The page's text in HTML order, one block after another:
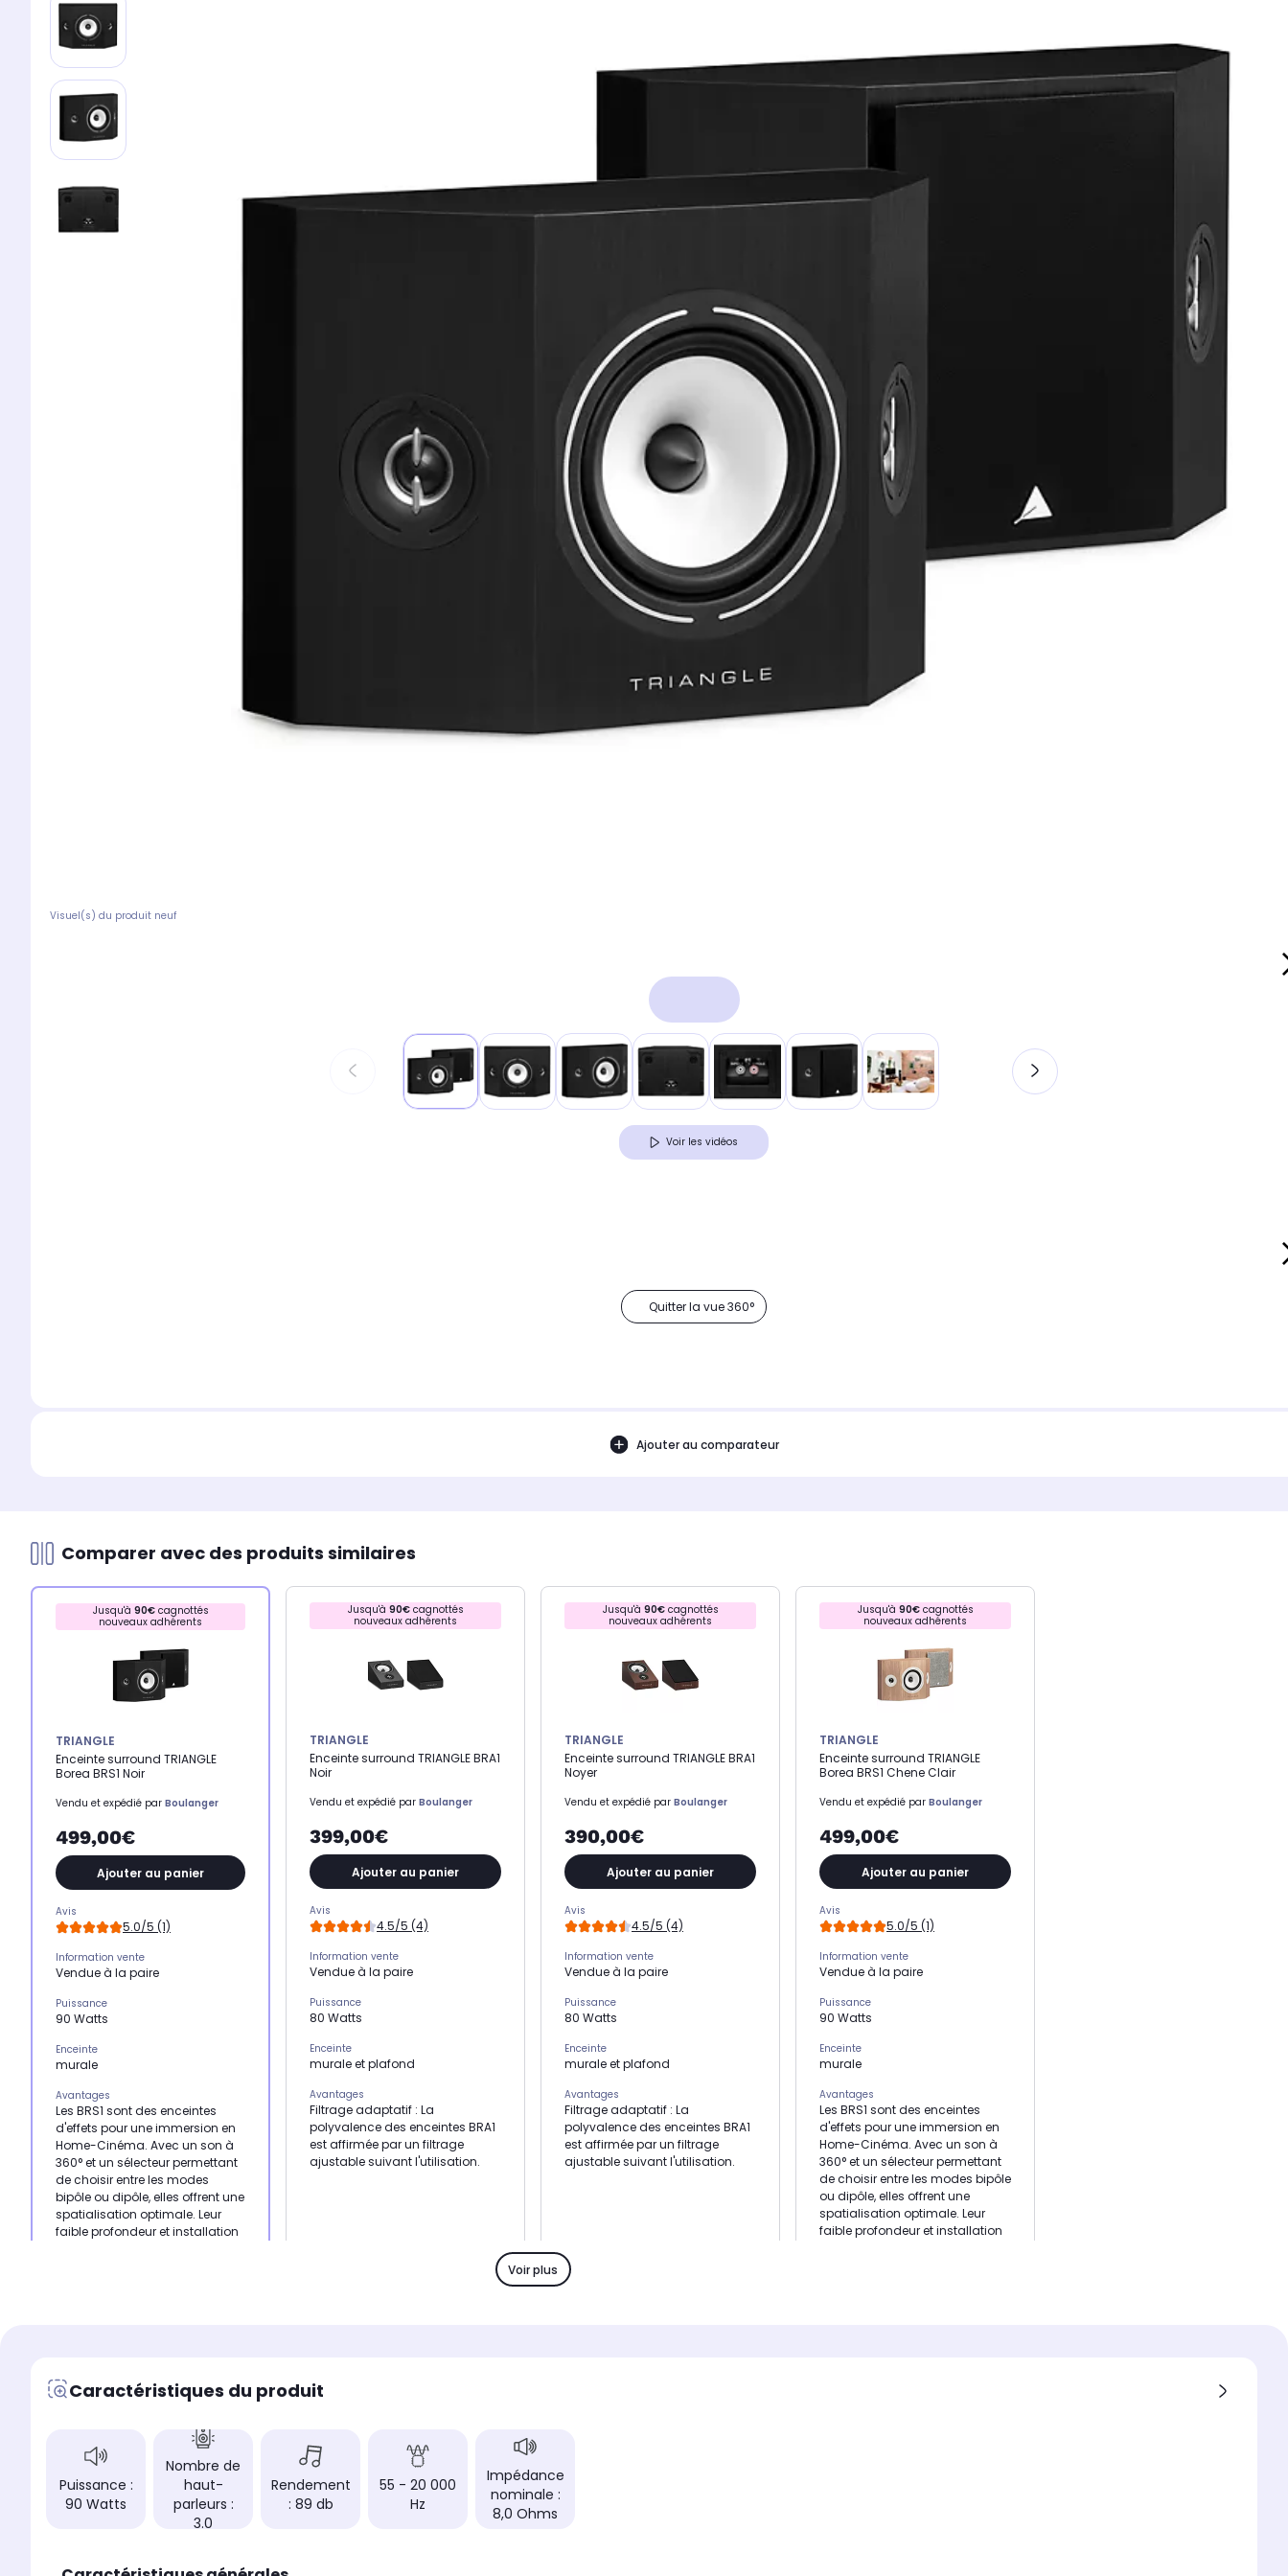
Visuel(s) du produit neuf
Voir les vidéos
Quitter la vue 360°
Ajouter au comparateur
Comparer avec des produits similaires
Jusqu'à 90€cagnottés
nouveaux adhérents
TRIANGLE
Enceinte surround TRIANGLE
Borea BRS1 Noir
Vendu et expédié par Boulanger
499,00€
Ajouter au panier
Avis
5.0/5 (1)
Information vente
Vendue à la paire
Puissance
90 Watts
Enceinte
murale
Avantages
Les BRS1 sont des enceintes
d'effets pour une immersion en
Home-Cinéma. Avec un son à
360° et un sélecteur permettant
de choisir entre les modes
bipôle ou dipôle, elles offrent une
spatialisation optimale. Leur
faible profondeur et installation
Réponse en fréquence
55 - 20 000 Hz
Jusqu'à 90€cagnottés
nouveaux adhérents
TRIANGLE
Enceinte surround TRIANGLE BRA1
Noir
Vendu et expédié par Boulanger
399,00€
Ajouter au panier
Avis
4.5/5 (4)
Information vente
Vendue à la paire
Puissance
80 Watts
Enceinte
murale et plafond
Avantages
Filtrage adaptatif : La
polyvalence des enceintes BRA1
est affirmée par un filtrage
ajustable suivant l'utilisation.
Réponse en fréquence
2.0
Jusqu'à 90€cagnottés
nouveaux adhérents
TRIANGLE
Enceinte surround TRIANGLE BRA1
Noyer
Vendu et expédié par Boulanger
390,00€
Ajouter au panier
Avis
4.5/5 (4)
Information vente
Vendue à la paire
Puissance
80 Watts
Enceinte
murale et plafond
Avantages
Filtrage adaptatif : La
polyvalence des enceintes BRA1
est affirmée par un filtrage
ajustable suivant l'utilisation.
Jusqu'à 90€cagnottés
nouveaux adhérents
TRIANGLE
Enceinte surround TRIANGLE
Borea BRS1 Chene Clair
Vendu et expédié par Boulanger
499,00€
Ajouter au panier
Avis
5.0/5 (1)
Information vente
Vendue à la paire
Puissance
90 Watts
Enceinte
murale
Avantages
Les BRS1 sont des enceintes
d'effets pour une immersion en
Home-Cinéma. Avec un son à
360° et un sélecteur permettant
de choisir entre les modes bipôle
ou dipôle, elles offrent une
spatialisation optimale. Leur
faible profondeur et installation
Voir plus
Caractéristiques du produit
Puissance :
90 Watts
Nombre de
haut-
parleurs :
3.0
Rendement
: 89 db
55 - 20 000
Hz
Impédance
nominale :
8,0 Ohms